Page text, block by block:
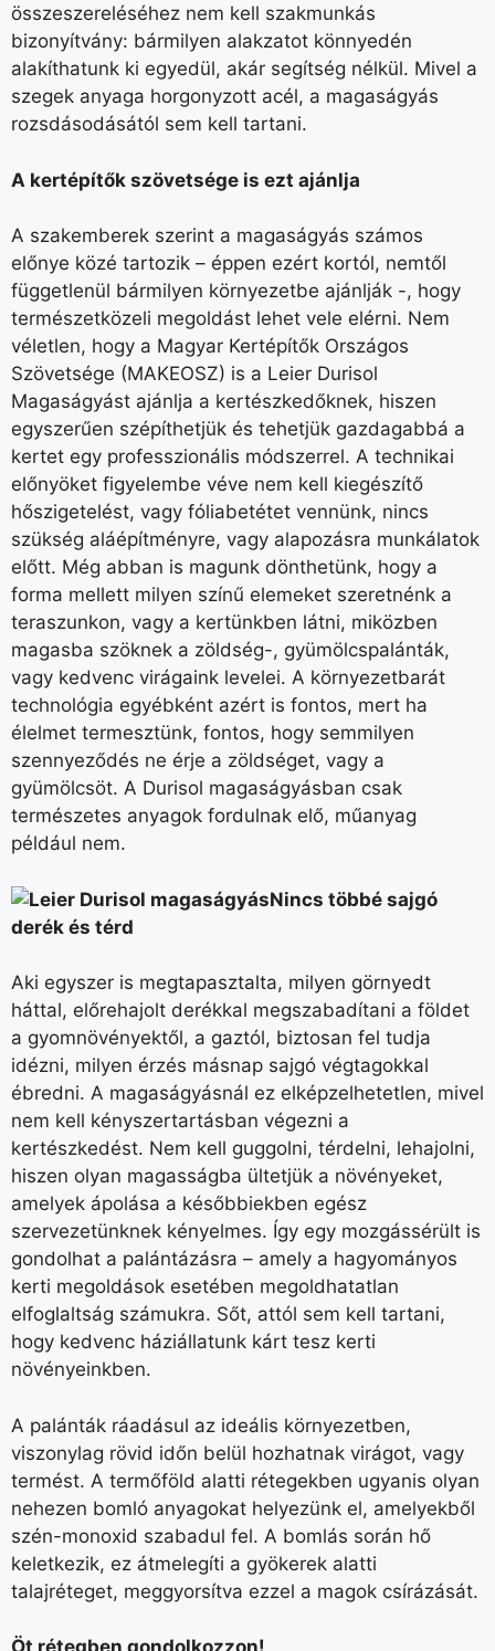
összeszereléséhez nem kell szakmunkás
bizonyítvány: bármilyen alakzatot könnyedén
alakíthatunk ki egyedül, akár segítség nélkül. Mivel a
szegek anyaga horgonyzott acél, a magaságyás
rozsdásodásától sem kell tartani.
A kertépítők szövetsége is ezt ajánlja
A szakemberek szerint a magaságyás számos
előnye közé tartozik – éppen ezért kortól, nemtől
függetlenül bármilyen környezetbe ajánlják -, hogy
természetközeli megoldást lehet vele elérni. Nem
véletlen, hogy a Magyar Kertépítők Országos
Szövetsége (MAKEOSZ) is a Leier Durisol
Magaságyást ajánlja a kertészkedőknek, hiszen
egyszerűen szépíthetjük és tehetjük gazdagabbá a
kertet egy professzionális módszerrel. A technikai
előnyöket figyelembe véve nem kell kiegészítő
hőszigetelést, vagy fóliabetétet vennünk, nincs
szükség aláépítményre, vagy alapozásra munkálatok
előtt. Még abban is magunk dönthetünk, hogy a
forma mellett milyen színű elemeket szeretnénk a
teraszunkon, vagy a kertünkben látni, miközben
magasba szöknek a zöldség-, gyümölcspalánták,
vagy kedvenc virágaink levelei. A környezetbarát
technológia egyébként azért is fontos, mert ha
élelmet termesztünk, fontos, hogy semmilyen
szennyeződés ne érje a zöldséget, vagy a
gyümölcsöt. A Durisol magaságyásban csak
természetes anyagok fordulnak elő, műanyag
például nem.
Nincs többé sajgó
derék és térd
Aki egyszer is megtapasztalta, milyen görnyedt
háttal, előrehajolt derékkal megszabadítani a földet
a gyomnövényektől, a gaztól, biztosan fel tudja
idézni, milyen érzés másnap sajgó végtagokkal
ébredni. A magaságyásnál ez elképzelhetetlen, mivel
nem kell kényszertartásban végezni a
kertészkedést. Nem kell guggolni, térdelni, lehajolni,
hiszen olyan magasságba ültetjük a növényeket,
amelyek ápolása a későbbiekben egész
szervezetünknek kényelmes. Így egy mozgássérült is
gondolhat a palántázásra – amely a hagyományos
kerti megoldások esetében megoldhatatlan
elfoglaltság számukra. Sőt, attól sem kell tartani,
hogy kedvenc háziállatunk kárt tesz kerti
növényeinkben.
A palánták ráadásul az ideális környezetben,
viszonylag rövid időn belül hozhatnak virágot, vagy
termést. A termőföld alatti rétegekben ugyanis olyan
nehezen bomló anyagokat helyezünk el, amelyekből
szén-monoxid szabadul fel. A bomlás során hő
keletkezik, ez átmelegíti a gyökerek alatti
talajréteget, meggyorsítva ezzel a magok csírázását.